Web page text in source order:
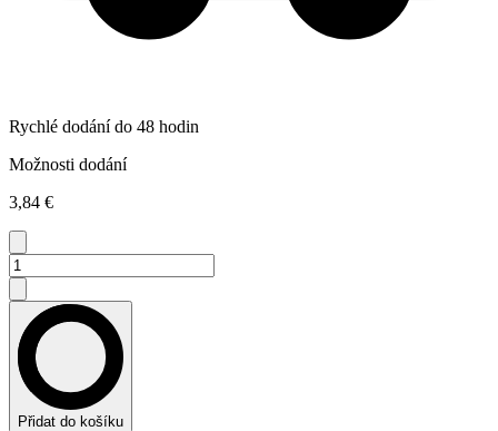
Rychlé dodání do 48 hodin
Možnosti dodání
3,84 €
Přidat do košíku